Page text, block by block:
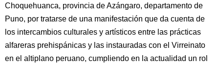
Choquehuanca, provincia de Azángaro, departamento de
Puno, por tratarse de una manifestación que da cuenta de
los intercambios culturales y artísticos entre las prácticas
alfareras prehispánicas y las instauradas con el Virreinato
en el altiplano peruano, cumpliendo en la actualidad un rol